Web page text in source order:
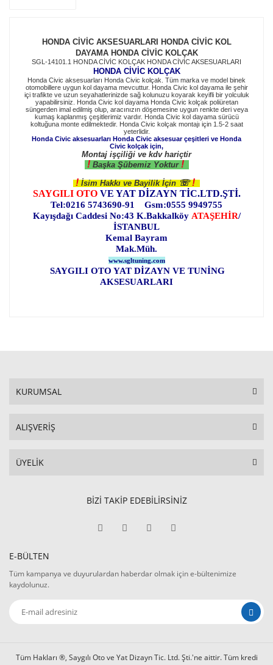
HONDA CİVİC AKSESUARLARI HONDA CİVİCKOL
DAYAMA HONDA CİVİC KOLÇAK
SGL-14101.1 HONDA CİVİC KOLÇAK HONDA CİVİC AKSESUARLARI
HONDA CİVİC KOLÇAK
Honda Civic aksesuarları Honda Civic kolçak. Tüm marka ve model binek
otomobillere uygun kol dayama mevcuttur. Honda Civic kol dayama ile şehir
içi trafikte ve uzun seyahatlerinizde sağ kolunuzu koyarak keyifli bir yolculuk
yapabilirsiniz. Honda Civic kol dayama Honda Civic kolçak poliüretan
süngerden imal edilmiş olup, aracınızın döşemesine uygun renkte deri veya
kumaş kaplanmış çeşitlerimiz vardır. Honda Civic kol dayama sürücü
koltuğuna monte edilmektedir. Honda Civic kolçak montajı için 1.5-2 saat
yeterlidir.
Honda Civic aksesuarları Honda Civic aksesuar çeşitleri ve Honda
Civic kolçak için,
Montaj işçiliği ve kdv hariçtir
! Başka Şübemiz Yoktur !
! İsim Hakkı ve Bayilik İçin☏ !
SAYGILI OTOVE YAT DİZAYN TİC.LTD.ŞTİ.
Tel:0216 5743690-91 Gsm:0555 9949755
Kayışdağı Caddesi No:43 K.Bakkalköy ATAŞEHİR/
İSTANBUL
Kemal Bayram
Mak.Müh.
www.sgltuning.com
SAYGILI OTO YAT DİZAYN VE TUNİNG
AKSESUARLARI
KURUMSAL
ALIŞVERİŞ
ÜYELİK
BİZİ TAKİP EDEBİLİRSİNİZ
E-BÜLTEN
Tüm kampanya ve duyurulardan haberdar olmak için e-bültenimize
kaydolunuz.
Tüm Hakları ®, Saygılı Oto ve Yat Dizayn Tic. Ltd. Şti.'ne aittir. Tüm kredi